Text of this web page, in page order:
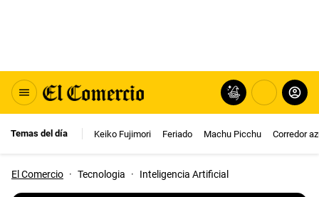
Temas del día Keiko Fujimori Feriado Machu Picchu Corredor
El Comercio · Tecnologia · Inteligencia Artificial